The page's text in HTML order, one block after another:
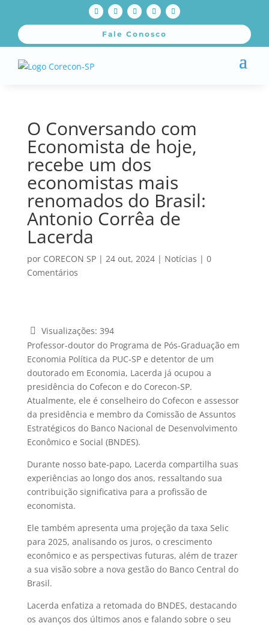
Fale Conosco
O Conversando com
Economista de hoje,
recebe um dos
economistas mais
renomados do Brasil:
Antonio Corrêa de
Lacerda
por CORECON SP| 24 out, 2024| Notícias | 0
Comentários
Visualizações: 394
Professor-doutor do Programa de Pós-Graduação em
Economia Política da PUC-SP e detentor de um
doutorado em Economia, Lacerda já ocupou a
presidência do Cofecon e do Corecon-SP.
Atualmente, ele é conselheiro do Cofecon e assessor
da presidência e membro da Comissão de Assuntos
Estratégicos do Banco Nacional de Desenvolvimento
Econômico e Social (BNDES).
Durante nosso bate-papo, Lacerda compartilha suas
experiências ao longo dos anos, ressaltando sua
contribuição significativa para a profissão de
economista.
Ele também apresenta uma projeção da taxa Selic
para 2025, analisando os juros, o crescimento
econômico e as perspectivas futuras, além de trazer
a sua visão sobre a nova gestão do Banco Central do
Brasil.
Lacerda enfatiza a retomada do BNDES, destacando
os avanços dos últimos anos e falando sobre o seu